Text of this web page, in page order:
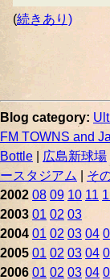
(続きあり)
Blog category:
FM TOWNS and
Bottle
広島新球場
ースタジアム
そ
2002 08 09 10 11
2003 01 02 03
2004 01 02 03 04
2005 01 02 03 04
2006 01 02 03 04